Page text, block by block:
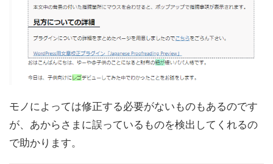
モノによっては修正する必要がないものもあるのです
が、あからさまに誤っているものを検出してくれるの
で助かります。